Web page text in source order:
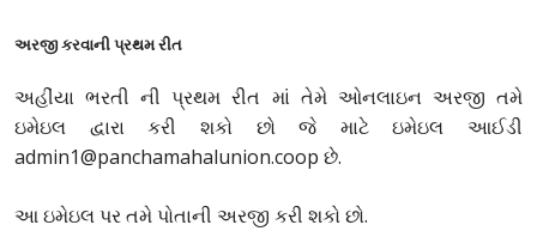
અરજી કરવાની પ્રથમ રીત
અહીંયા ભરતી ની પ્રથમ રીત માં તેમે ઓનલાઇન અરજી તમે
ઇમેઇલ દ્વારા કરી શકો છો જે માટે ઇમેઇલ આઈડી
admin1@panchamahalunion.coop છે.
આ ઇમેઇલ પર તમે પોતાની અરજી કરી શકો છો.